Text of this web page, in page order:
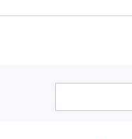
Newsletter: